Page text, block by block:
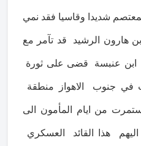
شديدا وقاسيا فقد نمي
هارون الرشيد قد تآمر مع
عنبسة قضى على ثورة
في جنوب الاهواز منطقة
من ايام المأمون الى
هذا القائد العسكري